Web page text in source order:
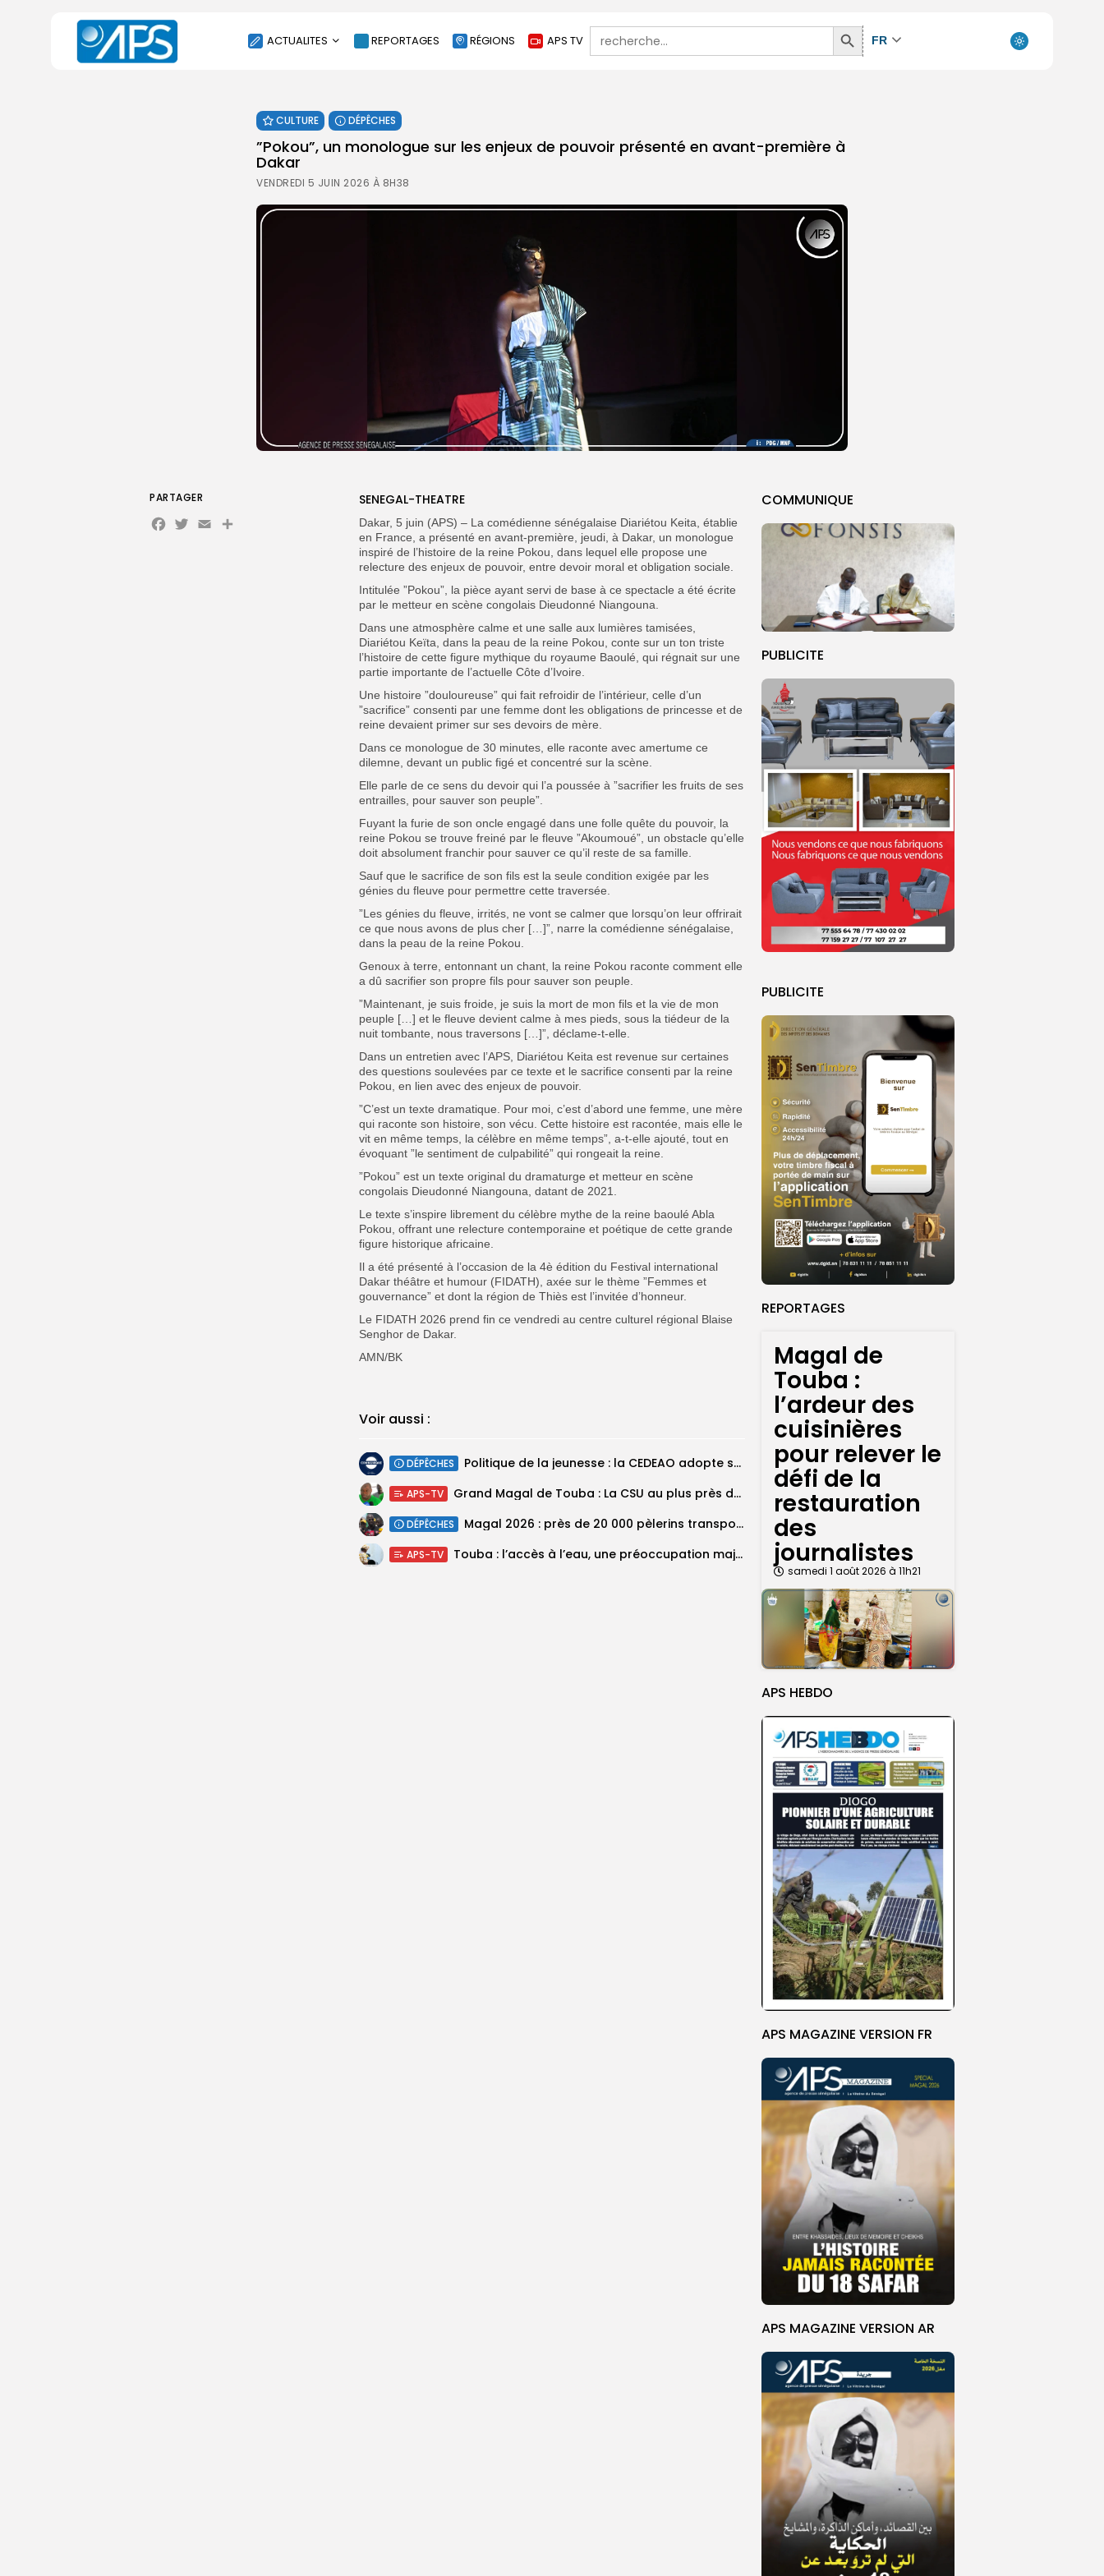
ACTUALITES
SOCIÉTÉ
ÉCONOMIE
CULTURE
ENVIRONNEMENT
REPORTAGES RÉGIONS APS TV
Search
for:
Search
Button
FR
CULTURE DÉPÊCHES
”Pokou”, un monologue sur les enjeux de pouvoir présenté en avant-première à
Dakar
VENDREDI 5 JUIN 2026 À 8H38
COMMUNIQUE
PUBLICITE
PUBLICITE
REPORTAGES
Magal de
Touba :
l’ardeur des
cuisinières
pour relever le
défi de la
restauration
des
journalistes
samedi 1 août 2026 à 11h21
APS HEBDO
APS MAGAZINE VERSION FR
APS MAGAZINE VERSION AR
SENEGAL-THEATRE
Dakar, 5 juin (APS) – La comédienne sénégalaise Diariétou Keita, établie
en France, a présenté en avant-première, jeudi, à Dakar, un monologue
inspiré de l’histoire de la reine Pokou, dans lequel elle propose une
relecture des enjeux de pouvoir, entre devoir moral et obligation sociale.
Intitulée ”Pokou”, la pièce ayant servi de base à ce spectacle a été écrite
par le metteur en scène congolais Dieudonné Niangouna.
Dans une atmosphère calme et une salle aux lumières tamisées,
Diariétou Keïta, dans la peau de la reine Pokou, conte sur un ton triste
l’histoire de cette figure mythique du royaume Baoulé, qui régnait sur une
partie importante de l’actuelle Côte d’Ivoire.
Une histoire ”douloureuse” qui fait refroidir de l’intérieur, celle d’un
”sacrifice” consenti par une femme dont les obligations de princesse et de
reine devaient primer sur ses devoirs de mère.
Dans ce monologue de 30 minutes, elle raconte avec amertume ce
dilemne, devant un public figé et concentré sur la scène.
Elle parle de ce sens du devoir qui l’a poussée à ”sacrifier les fruits de ses
entrailles, pour sauver son peuple”.
Fuyant la furie de son oncle engagé dans une folle quête du pouvoir, la
reine Pokou se trouve freiné par le fleuve ”Akoumoué”, un obstacle qu’elle
doit absolument franchir pour sauver ce qu’il reste de sa famille.
Sauf que le sacrifice de son fils est la seule condition exigée par les
génies du fleuve pour permettre cette traversée.
”Les génies du fleuve, irrités, ne vont se calmer que lorsqu’on leur offrirait
ce que nous avons de plus cher […]”, narre la comédienne sénégalaise,
dans la peau de la reine Pokou.
Genoux à terre, entonnant un chant, la reine Pokou raconte comment elle
a dû sacrifier son propre fils pour sauver son peuple.
”Maintenant, je suis froide, je suis la mort de mon fils et la vie de mon
peuple […] et le fleuve devient calme à mes pieds, sous la tiédeur de la
nuit tombante, nous traversons […]”, déclame-t-elle.
Dans un entretien avec l’APS, Diariétou Keita est revenue sur certaines
des questions soulevées par ce texte et le sacrifice consenti par la reine
Pokou, en lien avec des enjeux de pouvoir.
”C’est un texte dramatique. Pour moi, c’est d’abord une femme, une mère
qui raconte son histoire, son vécu. Cette histoire est racontée, mais elle le
vit en même temps, la célèbre en même temps”, a-t-elle ajouté, tout en
évoquant ”le sentiment de culpabilité” qui rongeait la reine.
”Pokou” est un texte original du dramaturge et metteur en scène
congolais Dieudonné Niangouna, datant de 2021.
Le texte s’inspire librement du célèbre mythe de la reine baoulé Abla
Pokou, offrant une relecture contemporaine et poétique de cette grande
figure historique africaine.
Il a été présenté à l’occasion de la 4è édition du Festival international
Dakar théâtre et humour (FIDATH), axée sur le thème ”Femmes et
gouvernance” et dont la région de Thiès est l’invitée d’honneur.
Le FIDATH 2026 prend fin ce vendredi au centre culturel régional Blaise
Senghor de Dakar.
AMN/BK
Voir aussi :
DÉPÊCHES Politique de la jeunesse : la CEDEAO adopte son plan d’actions stratégiques...
APS-TV Grand Magal de Touba : La CSU au plus près des pèlerins
DÉPÊCHES Magal 2026 : près de 20 000 pèlerins transportés vers Touba en...
APS-TV Touba : l’accès à l’eau, une préoccupation majeure avant le Grand Magal
PARTAGER
Facebook
Twitter
EmailPartager